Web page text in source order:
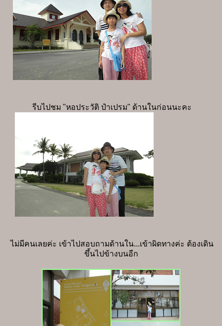
รีบไปชม "หอประวัติ ป๋าเปรม" ด้านในก่อนนะคะ
ไม่มีคนเลยค่ะ เข้าไปสอบถามด้านใน...เข้าผิดทางค่ะ ต้องเดิน
ขึ้นไปข้างบนอีก